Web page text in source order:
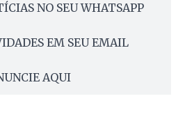
NO SEU WHATSAPP
EM SEU EMAIL
AQUI